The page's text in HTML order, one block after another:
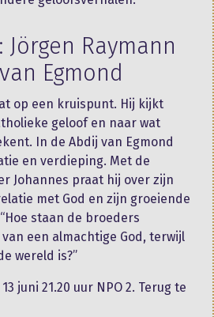
Raymann
Egmond
op een kruispunt. Hij kijkt
geloof en naar wat
In de Abdij van Egmond
en verdieping. Met de
Johannes praat hij over zijn
met God en zijn groeiende
staan de broeders
een almachtige God, terwijl
wereld is?”
juni 21.20 uur NPO 2. Terug te